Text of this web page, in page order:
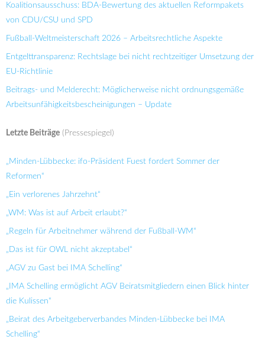
Koalitionsausschuss: BDA-Bewertung des aktuellen Reformpakets
von CDU/CSU und SPD
Fußball-Weltmeisterschaft 2026 – Arbeitsrechtliche Aspekte
Entgelttransparenz: Rechtslage bei nicht rechtzeitiger Umsetzung der
EU-Richtlinie
Beitrags- und Melderecht: Möglicherweise nicht ordnungsgemäße
Arbeitsunfähigkeitsbescheinigungen – Update
Letzte Beiträge (Pressespiegel)
„Minden-Lübbecke: ifo-Präsident Fuest fordert Sommer der
Reformen“
„Ein verlorenes Jahrzehnt“
„WM: Was ist auf Arbeit erlaubt?“
„Regeln für Arbeitnehmer während der Fußball-WM“
„Das ist für OWL nicht akzeptabel“
„AGV zu Gast bei IMA Schelling“
„IMA Schelling ermöglicht AGV Beiratsmitgliedern einen Blick hinter
die Kulissen“
„Beirat des Arbeitgeberverbandes Minden-Lübbecke bei IMA
Schelling“